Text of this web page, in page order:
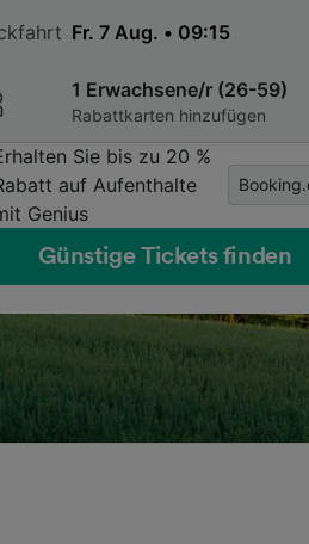
1 Erwachsene/r (26-59)
Rabattkarten hinzufügen
Sie bis zu 20 %
auf Aufenthalte
Genius
Günstige Tickets finden